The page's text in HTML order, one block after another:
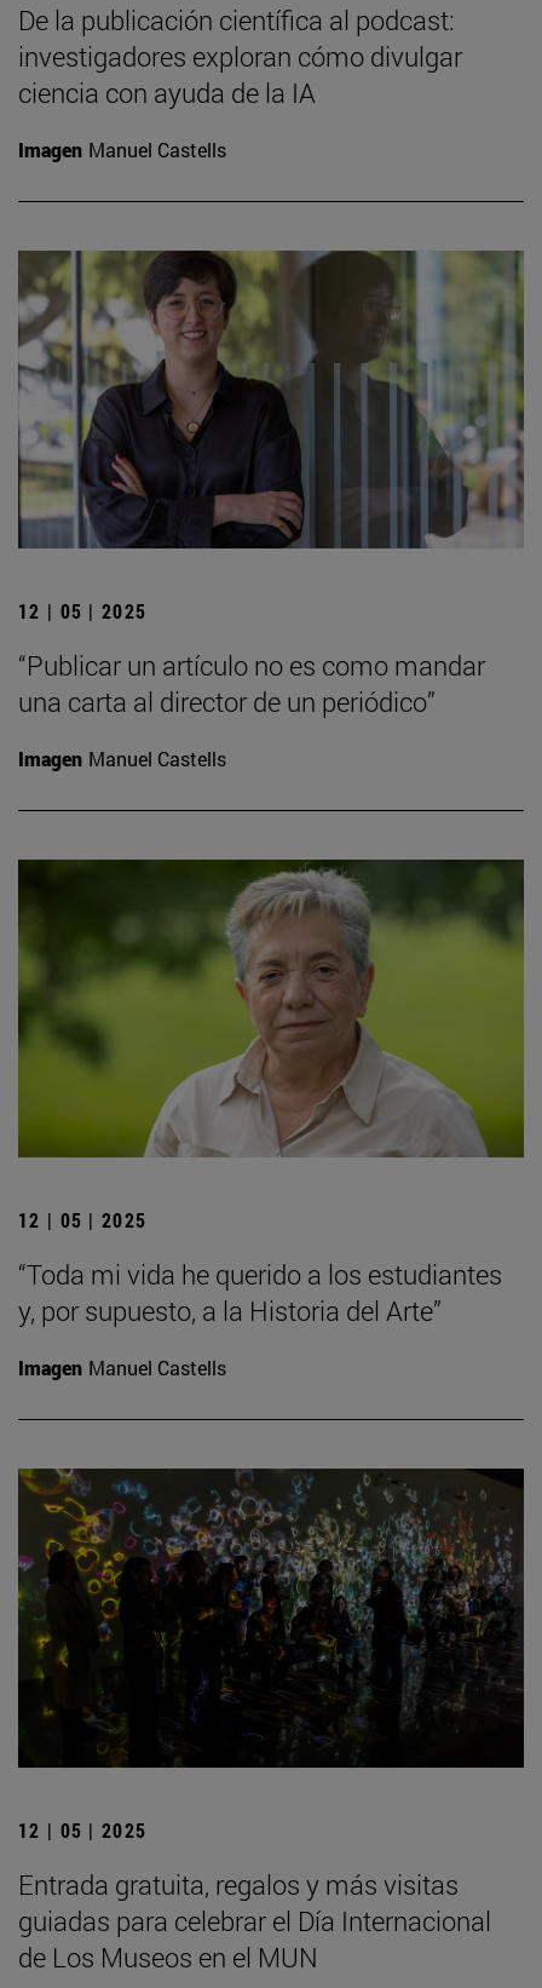
De la publicación científica al podcast:
investigadores exploran cómo divulgar
ciencia con ayuda de la IA
Imagen Manuel Castells
12 | 05 | 2025
“Publicar un artículo no es como mandar
una carta al director de un periódico”
Imagen Manuel Castells
12 | 05 | 2025
“Toda mi vida he querido a los estudiantes
y, por supuesto, a la Historia del Arte”
Imagen Manuel Castells
12 | 05 | 2025
Entrada gratuita, regalos y más visitas
guiadas para celebrar el Día Internacional
de Los Museos en el MUN